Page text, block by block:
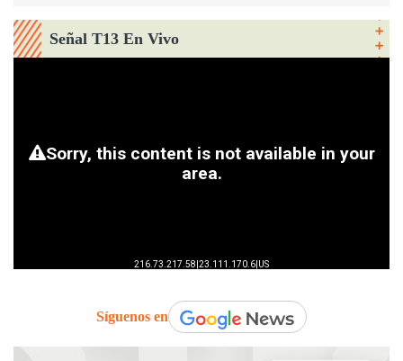
Señal T13 En Vivo
Síguenos en